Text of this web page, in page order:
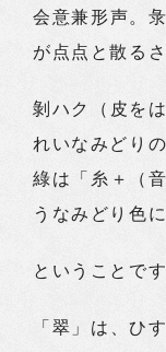
会意兼形声。
が点点と散るさ
剝ハク（皮を
れいなみどり
綠は「糸＋（
うなみどり色
ということです
「翠」は、ひ